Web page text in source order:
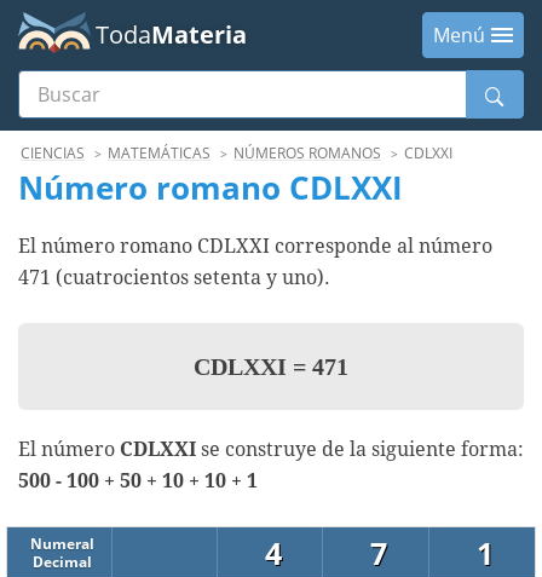
TodaMateria
Menú
Buscar
MenúCIENCIAS MATEMÁTICAS NÚMEROS ROMANOS CDLXXI
Número romano CDLXXI
El número romano CDLXXI corresponde al número
471 (cuatrocientos setenta y uno).
CDLXXI = 471
El número CDLXXI se construye de la siguiente forma:
500 - 100 + 50 + 10 + 10 + 1
Numeral
Decimal
4 7 1